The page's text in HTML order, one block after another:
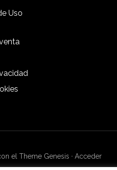
Uso
el Theme Genesis · Acceder